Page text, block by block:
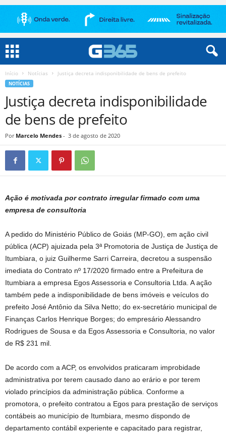
Início Notícias Justiça decreta indisponibilidade de bens de prefeito
NOTÍCIAS
Justiça decreta indisponibilidade
de bens de prefeito
Por Marcelo Mendes - 3 de agosto de 2020
Ação é motivada por contrato irregular firmado com uma
empresa de consultoria
A pedido do Ministério Público de Goiás (MP-GO), em ação civil
pública (ACP) ajuizada pela 3ª Promotoria de Justiça de Justiça de
Itumbiara, o juiz Guilherme Sarri Carreira, decretou a suspensão
imediata do Contrato nº 17/2020 firmado entre a Prefeitura de
Itumbiara a empresa Egos Assessoria e Consultoria Ltda. A ação
também pede a indisponibilidade de bens imóveis e veículos do
prefeito José Antônio da Silva Netto; do ex-secretário municipal de
Finanças Carlos Henrique Borges; do empresário Alessandro
Rodrigues de Sousa e da Egos Assessoria e Consultoria, no valor
de R$ 231 mil.
De acordo com a ACP, os envolvidos praticaram improbidade
administrativa por terem causado dano ao erário e por terem
violado princípios da administração pública. Conforme a
promotora, o prefeito contratou a Egos para prestação de serviços
contábeis ao município de Itumbiara, mesmo dispondo de
departamento contábil experiente e capacitado para registrar,